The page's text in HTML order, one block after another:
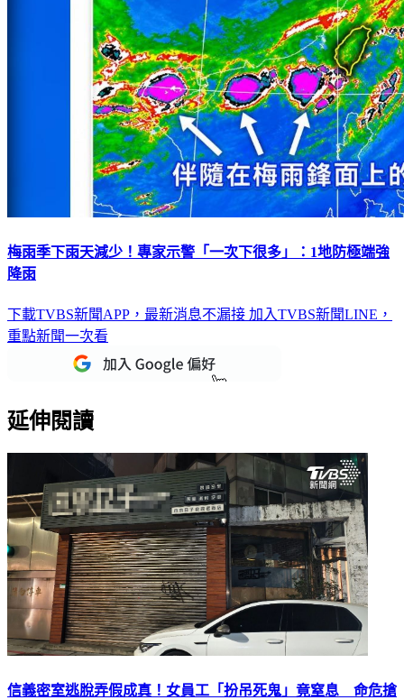
梅雨季下雨天減少！專家示警「一次下很多」：1地防極端強
降雨
下載TVBS新聞APP，最新消息不漏接 加入TVBS新聞LINE，
重點新聞一次看
延伸閱讀
信義密室逃脫弄假成真！女員工「扮吊死鬼」竟窒息 命危搶